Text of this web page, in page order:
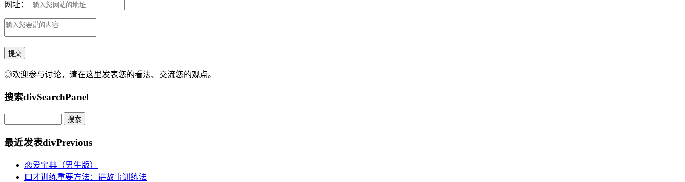
网址：
◎欢迎参与讨论，请在这里发表您的看法、交流您的观点。
搜索divSearchPanel
最近发表divPrevious
恋爱宝典（男生版）
口才训练重要方法：讲故事训练法